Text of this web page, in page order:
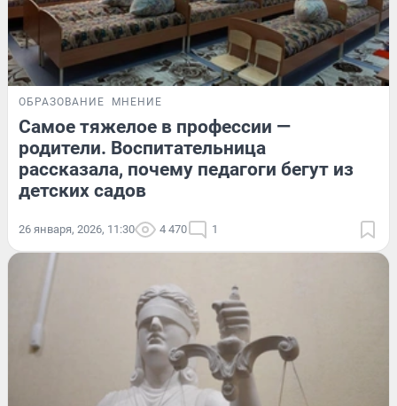
ОБРАЗОВАНИЕ МНЕНИЕ
Самое тяжелое в профессии —
родители. Воспитательница
рассказала, почему педагоги бегут из
детских садов
26 января, 2026, 11:30 4 470 1